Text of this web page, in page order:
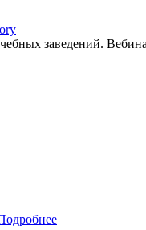
заведений.